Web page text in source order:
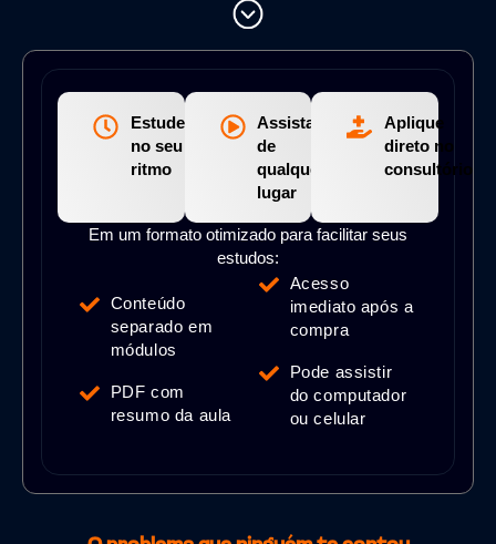
Estude
no seu
ritmo
Assista
de
qualquer
lugar
Aplique
direto no
consultório
Em um formato otimizado para facilitar seus
estudos:
Conteúdo
separado em
módulos
PDF com
resumo da aula
Acesso
imediato após a
compra
Pode assistir
do computador
ou celular